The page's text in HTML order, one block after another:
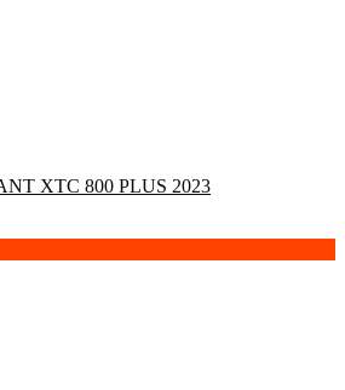
XTC 800 PLUS 2023